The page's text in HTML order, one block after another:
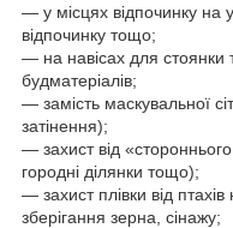
― у місцях відпочинку на
відпочинку тощо;
― на навісах для стоянки
будматеріалів;
― замість маскувальної
затінення);
― захист від
городні ділянки тощо);
― захист плівки від
зберігання зерна, сінажу;